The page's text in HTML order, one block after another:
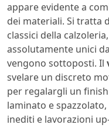
appare evidente a
dei materiali. Si tratta
classici della
assolutamente unici
vengono sottoposti. Il
svelare un discreto
per regalargli un
laminato e
inediti e lavorazioni